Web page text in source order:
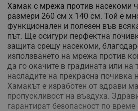
Хамак с мрежа против насекоми
размери 260 см х 140 см. Той е
функционален и полезен във
път. Ще осигури перфектна
защита срещу насекоми,
използването на мрежа против
да го окачите в градината или на
насладите на прекрасна почивка
Хамакът е изработен от здрави
пропускливост на въздуха.
гарантират безопасност по време